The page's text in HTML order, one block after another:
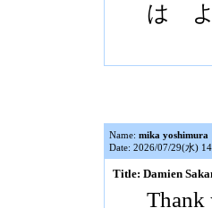
は よ
Name: mika yoshimura
Date: 2026/07/29(水)
Title: Damien
Thank